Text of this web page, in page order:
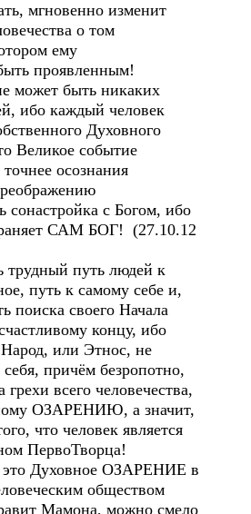
мгновенно изменит
о том
ему
проявленным!
может быть никаких
ибо каждый человек
Духовного
Великое событие
осознания
сонастройка с Богом, ибо
САМ БОГ! (27.10.12
путь людей к
путь к самому себе и,
поиска своего Начала
концу, ибо
или Этнос, не
причём безропотно,
грехи всего человечества,
ОЗАРЕНИЮ, а значит,
что человек является
ПервоТворца!
Духовное ОЗАРЕНИЕ в
обществом
Мамона, можно смело